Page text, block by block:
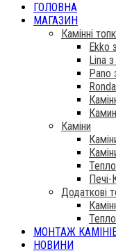
ГОЛОВНА
МАГАЗИН
Камінні
Ekko
Lina
Pano
Каміни
Печі-
Додаткові
МОНТАЖ
НОВИНИ